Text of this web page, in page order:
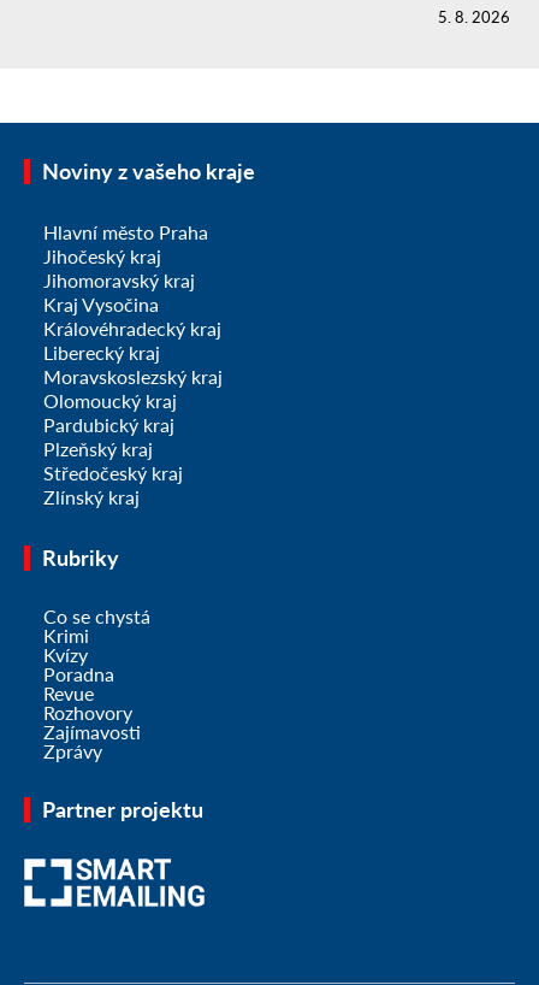
5. 8. 2026
Noviny z vašeho kraje
Hlavní město Praha
Jihočeský kraj
Jihomoravský kraj
Kraj Vysočina
Královéhradecký kraj
Liberecký kraj
Moravskoslezský kraj
Olomoucký kraj
Pardubický kraj
Plzeňský kraj
Středočeský kraj
Zlínský kraj
Rubriky
Co se chystá
Krimi
Kvízy
Poradna
Revue
Rozhovory
Zajímavosti
Zprávy
Partner projektu